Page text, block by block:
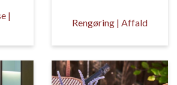
|
Rengøring | Affald